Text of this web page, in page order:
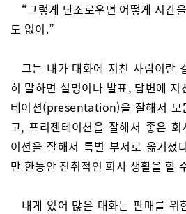
“그렇게 단조로우면 어떻게 시간
도 없이.”
그는 내가 대화에 지친 사람이란
히 말하면 설명이나 발표, 답변에 지
테이션(presentation)을 잘해서 모
고, 프리젠테이션을 잘해서 좋은
이션을 잘해서 특별 부서로 옮겨졌
만 한동안 진취적인 회사 생활을 할
내게 있어 많은 대화는 판매를 위